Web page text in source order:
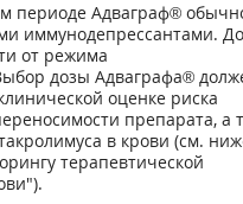
периоде Адваграф®
иммунодепрессантами.
от режима
дозы Адваграфа®
оценке риска
препарата, а
в крови (см.
терапевтической